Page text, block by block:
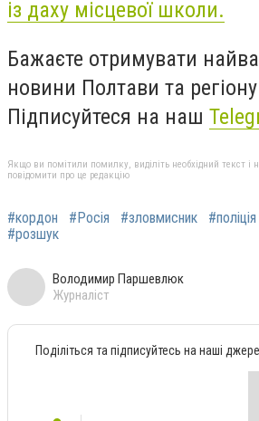
із даху місцевої школи.
Бажаєте отримувати
новини Полтави та
Підписуйтеся на наш
Якщо ви помітили помилку, виділіть необхідний текст і
повідомити про це редакцію
#кордон #Росія #зловмисник #поліція
#розшук
Володимир Паршевлюк
Журналіст
Поділіться та підписуйтесь на наші